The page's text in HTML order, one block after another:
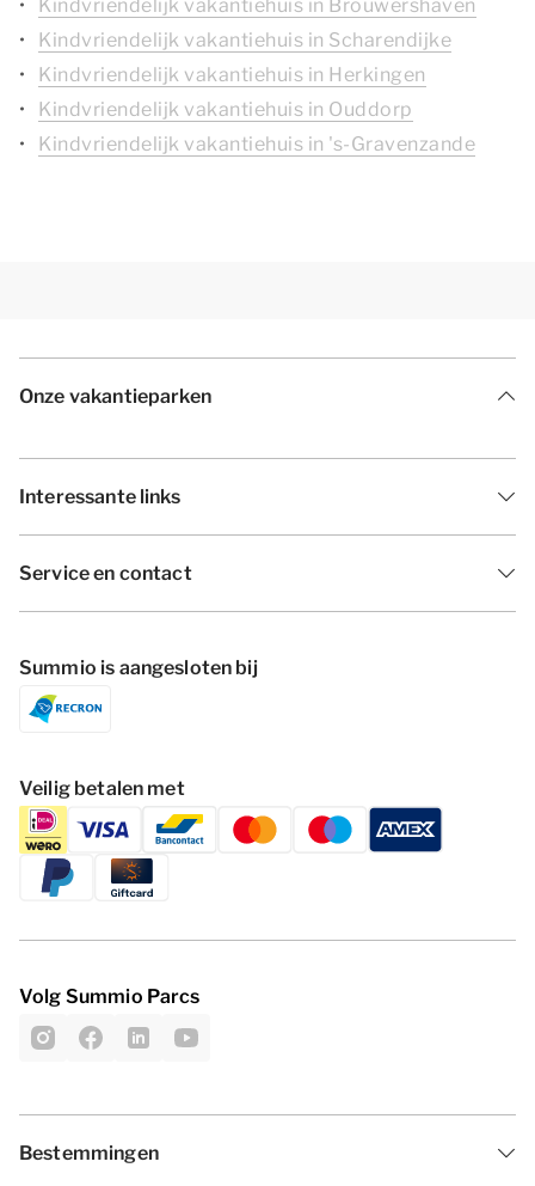
Kindvriendelijk vakantiehuis in Brouwershaven
Kindvriendelijk vakantiehuis in Scharendijke
Kindvriendelijk vakantiehuis in Herkingen
Kindvriendelijk vakantiehuis in Ouddorp
Kindvriendelijk vakantiehuis in 's-Gravenzande
Onze vakantieparken
Interessante links
Service en contact
Summio is aangesloten bij
Veilig betalen met
Volg Summio Parcs
Bestemmingen